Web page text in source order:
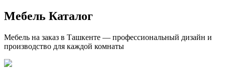
Мебель Каталог
Мебель на заказ в Ташкенте — профессиональный дизайн и
производство для каждой комнаты